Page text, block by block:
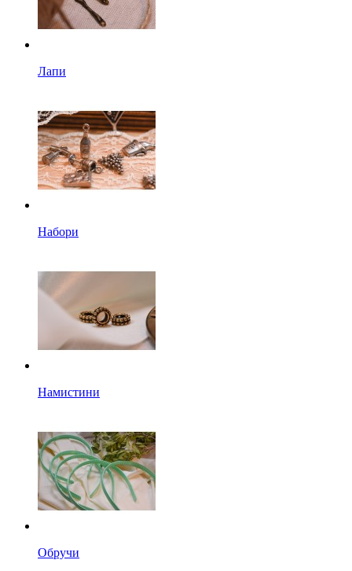
Лапи
Набори
Намистини
Обручи